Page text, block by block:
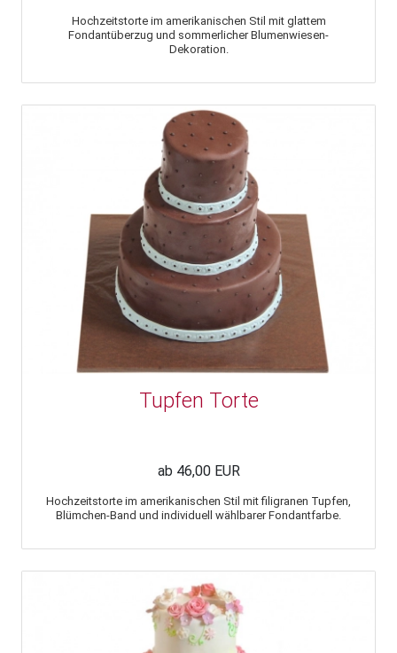
Hochzeitstorte im amerikanischen Stil mit glattem
Fondantüberzug und sommerlicher Blumenwiesen-
Dekoration.
Tupfen Torte
ab 46,00 EUR
Hochzeitstorte im amerikanischen Stil mit filigranen Tupfen,
Blümchen-Band und individuell wählbarer Fondantfarbe.